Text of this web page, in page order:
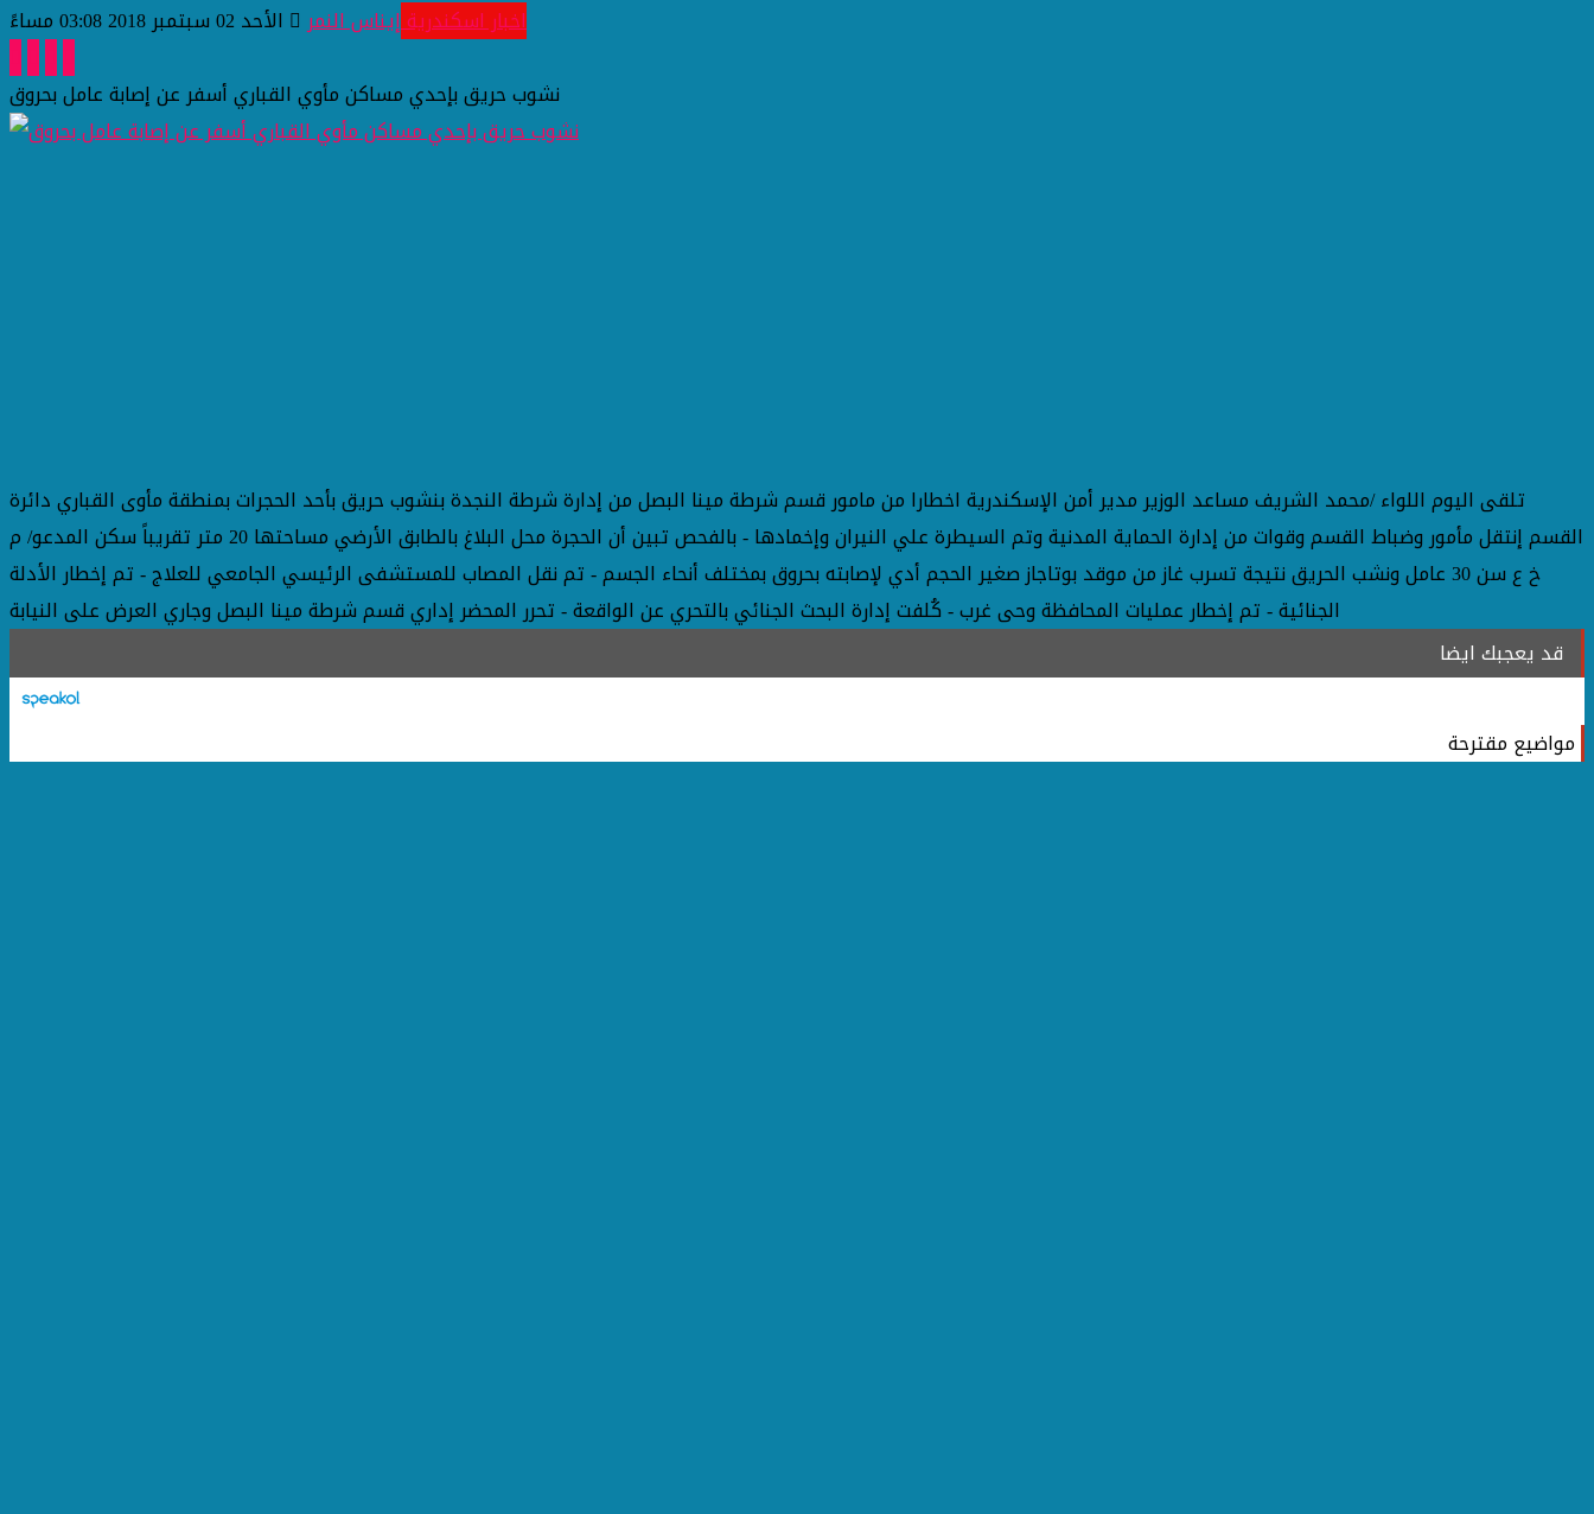
اخبار اسكندريةإيناس النمر
الأحد 02 سبتمبر 2018 03:08 مساءً
نشوب حريق بإحدي مساكن مأوي القباري أسفر عن إصابة عامل بحروق
تلقى اليوم اللواء /محمد الشريف مساعد الوزير مدير أمن الإسكندرية اخطارا من مامور قسم شرطة مينا البصل من إدارة شرطة النجدة بنشوب حريق بأحد الحجرات بمنطقة مأوى القباري دائرة
القسم إنتقل مأمور وضباط القسم وقوات من إدارة الحماية المدنية وتم السيطرة علي النيران وإخمادها - بالفحص تبين أن الحجرة محل البلاغ بالطابق الأرضي مساحتها 20 متر تقريباً سكن المدعو/ م
خ ع سن 30 عامل ونشب الحريق نتيجة تسرب غاز من موقد بوتاجاز صغير الحجم أدي لإصابته بحروق بمختلف أنحاء الجسم - تم نقل المصاب للمستشفى الرئيسي الجامعي للعلاج - تم إخطار الأدلة
الجنائية - تم إخطار عمليات المحافظة وحى غرب - كُلفت إدارة البحث الجنائي بالتحري عن الواقعة - تحرر المحضر إداري قسم شرطة مينا البصل وجاري العرض على النيابة
قد يعجبك ايضا
مواضيع مقترحة